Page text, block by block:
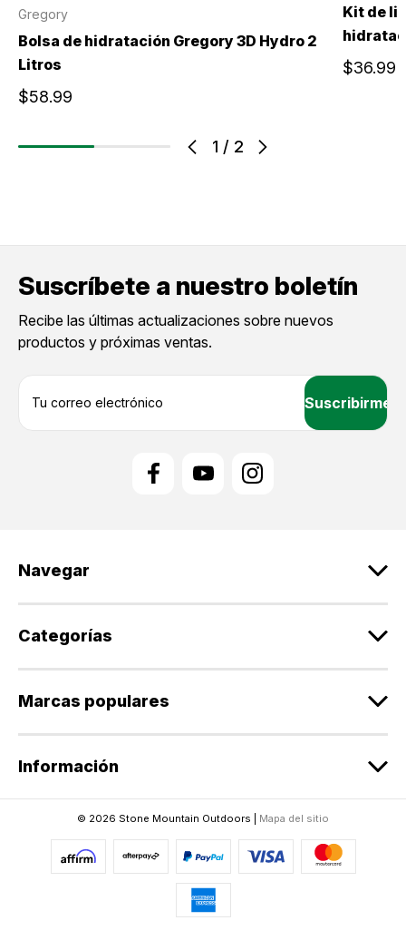
1 / 2
Gregory
Bolsa de hidratación Gregory 3D Hydro 2
Litros
$58.99
Kit de
$36.99
Suscríbete a nuestro boletín
Recibe las últimas actualizaciones sobre nuevos
productos y próximas ventas.
e
r
e
e
c
r
Navegar
Categorías
Marcas populares
Información
© 2026 Stone Mountain Outdoors | Mapa del sitio